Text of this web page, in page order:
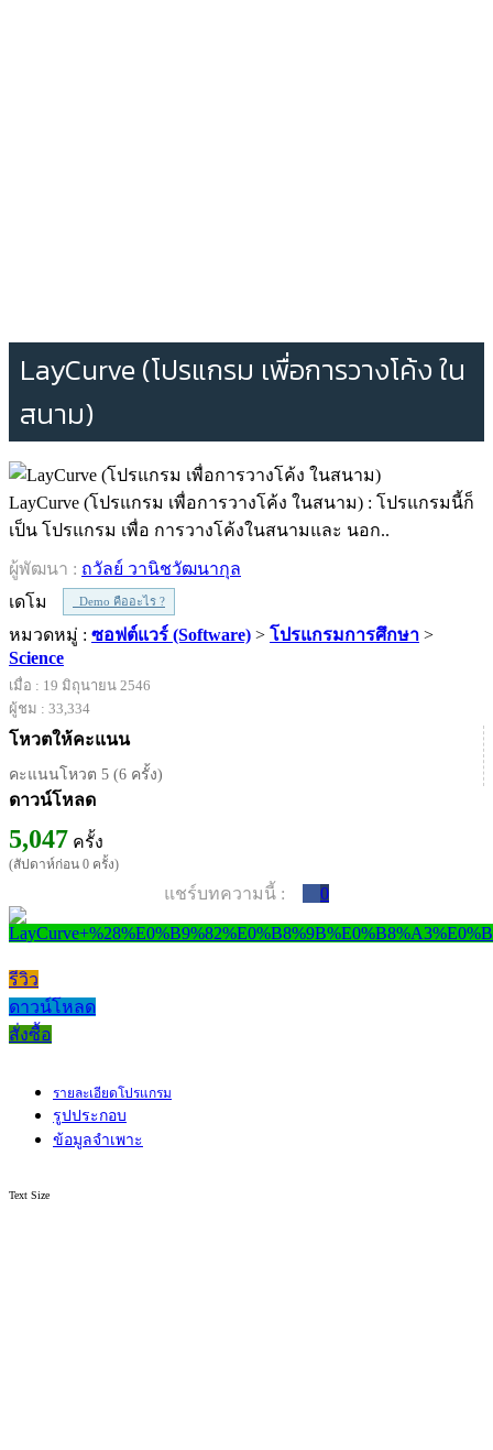
LayCurve (โปรแกรม เพื่อการวางโค้ง ใน
สนาม)
LayCurve (โปรแกรม เพื่อการวางโค้ง ในสนาม) : โปรแกรมนี้ก็
เป็น โปรแกรม เพื่อ การวางโค้งในสนามและ นอก..
ผู้พัฒนา : ถวัลย์ วานิชวัฒนากุล
เดโม
Demo คืออะไร ?
หมวดหมู่ : ซอฟต์แวร์ (Software) > โปรแกรมการศึกษา >
Science
เมื่อ : 19 มิถุนายน 2546
ผู้ชม : 33,334
โหวตให้คะแนน
คะแนนโหวต 5 (6 ครั้ง)
ดาวน์โหลด
5,047 ครั้ง
(สัปดาห์ก่อน 0 ครั้ง)
แชร์บทความนี้ : 0
รีวิว
ดาวน์โหลด
สั่งซื้อ
รายละเอียดโปรแกรม
รูปประกอบ
ข้อมูลจำเพาะ
Text Size